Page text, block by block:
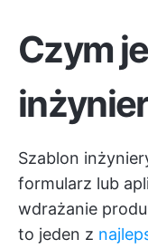
Czym
Szablon
formularz lub
wdrażanie
to jeden z